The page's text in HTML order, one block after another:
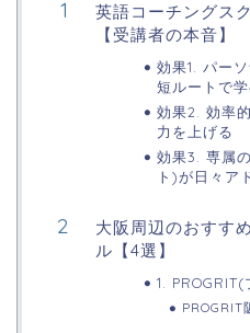
英語コーチングス
【受講者の本音】
効果1. パー
短ルートで
効果2. 効率
力を上げる
効果3. 専属
ト)が日々ア
大阪周辺のおすす
ル【4選】
1.
PROGRIT